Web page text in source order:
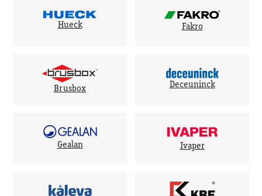
Hueck Fakro
Brusbox Deceuninck
Gealan Ivaper